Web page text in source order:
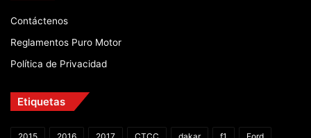
Contáctenos
Reglamentos Puro Motor
Política de Privacidad
Etiquetas